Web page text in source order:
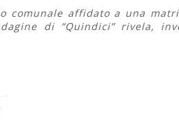
comunale affidato a una
di “Quindici” rivela,